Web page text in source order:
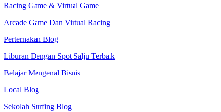
Racing Game & Virtual Game
Arcade Game Dan Virtual Racing
Perternakan Blog
Liburan Dengan Spot Salju Terbaik
Belajar Mengenal Bisnis
Local Blog
Sekolah Surfing Blog